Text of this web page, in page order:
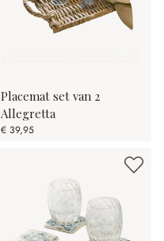
Placemat set van 2
Allegretta
€ 39,95